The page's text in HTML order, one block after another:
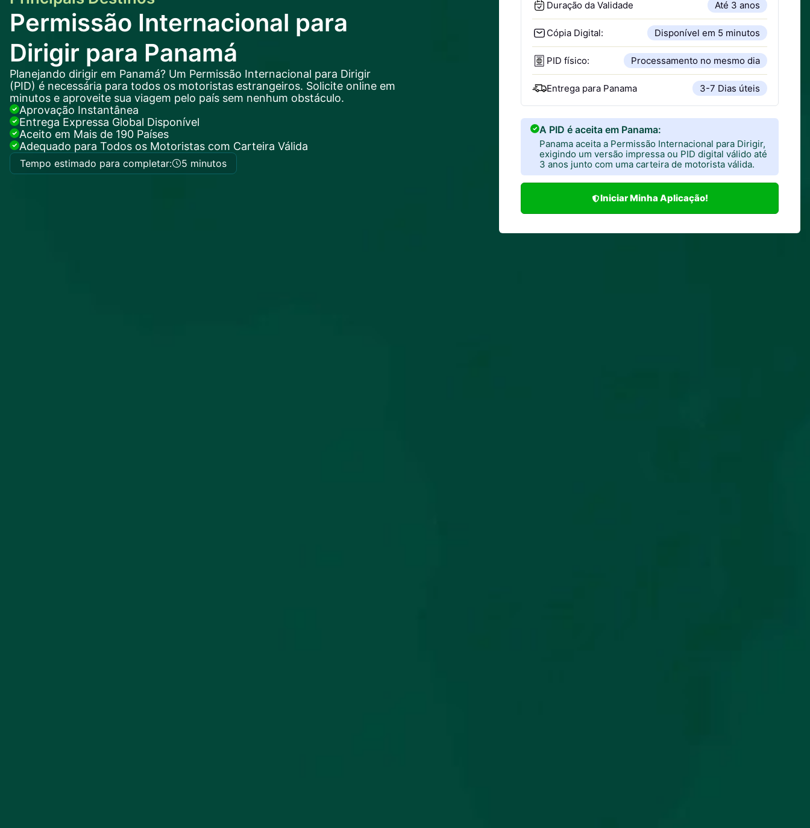
Permissão Internacional para
Dirigir para Panamá
Planejando dirigir em Panamá? Um Permissão Internacional para Dirigir
(PID) é necessária para todos os motoristas estrangeiros. Solicite online em
minutos e aproveite sua viagem pelo país sem nenhum obstáculo.
Aprovação Instantânea
Entrega Expressa Global Disponível
Aceito em Mais de 190 Países
Adequado para Todos os Motoristas com Carteira Válida
Tempo estimado para completar: 5 minutos
Duração da Validade Até 3 anos
Cópia Digital: Disponível em 5 minutos
PID físico: Processamento no mesmo dia
Entrega para Panama 3-7 Dias úteis
A PID é aceita em Panama:
Panama aceita a Permissão Internacional para Dirigir,
exigindo um versão impressa ou PID digital válido até
3 anos junto com uma carteira de motorista válida.
Iniciar Minha Aplicação!